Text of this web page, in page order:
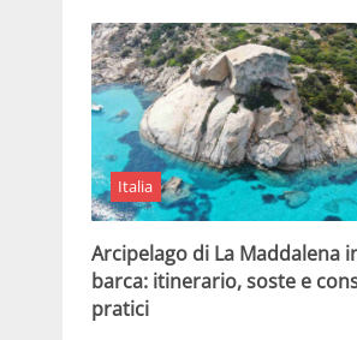
Italia
Arcipelago di La Maddalena
barca: itinerario, soste e
pratici